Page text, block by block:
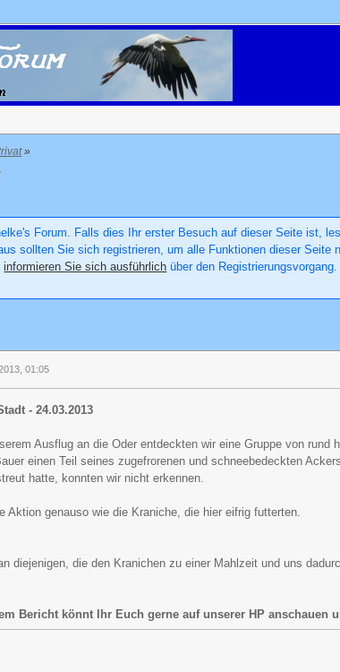
»
Forum. Falls dies Ihr erster Besuch auf dieser Seite ist,
sollten Sie sich registrieren, um alle Funktionen dieser Seite
informieren Sie sich ausführlich über den
01:05
- 24.03.2013
Ausflug an die Oder entdeckten wir eine Gruppe von rund
einen Teil seines zugefrorenen und schneebedeckten
hatte, konnten wir nicht erkennen.
Aktion genauso wie die Kraniche, die hier eifrig futterten.
diejenigen, die den Kranichen zu einer Mahlzeit und uns
Bericht könnt Ihr Euch gerne auf unserer HP anschauen